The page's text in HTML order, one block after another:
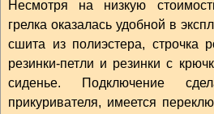
Несмотря на низкую
грелка оказалась удобной в
сшита из полиэстера, строчка
резинки-петли и резинки с
сиденье. Подключение
прикуривателя, имеется